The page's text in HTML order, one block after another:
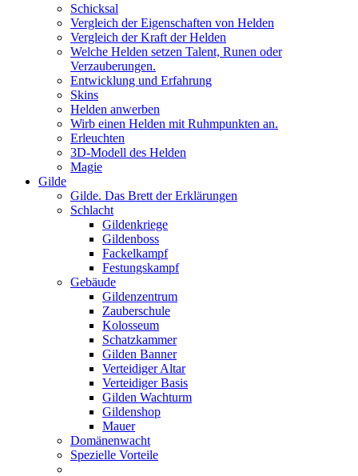
Schicksal
Vergleich der Eigenschaften von Helden
Vergleich der Kraft der Helden
Welche Helden setzen Talent, Runen oder
Verzauberungen.
Entwicklung und Erfahrung
Skins
Helden anwerben
Wirb einen Helden mit Ruhmpunkten an.
Erleuchten
3D-Modell des Helden
Magie
Gilde
Gilde. Das Brett der Erklärungen
Schlacht
Gildenkriege
Gildenboss
Fackelkampf
Festungskampf
Gebäude
Gildenzentrum
Zauberschule
Kolosseum
Schatzkammer
Gilden Banner
Verteidiger Altar
Verteidiger Basis
Gilden Wachturm
Gildenshop
Mauer
Domänenwacht
Spezielle Vorteile